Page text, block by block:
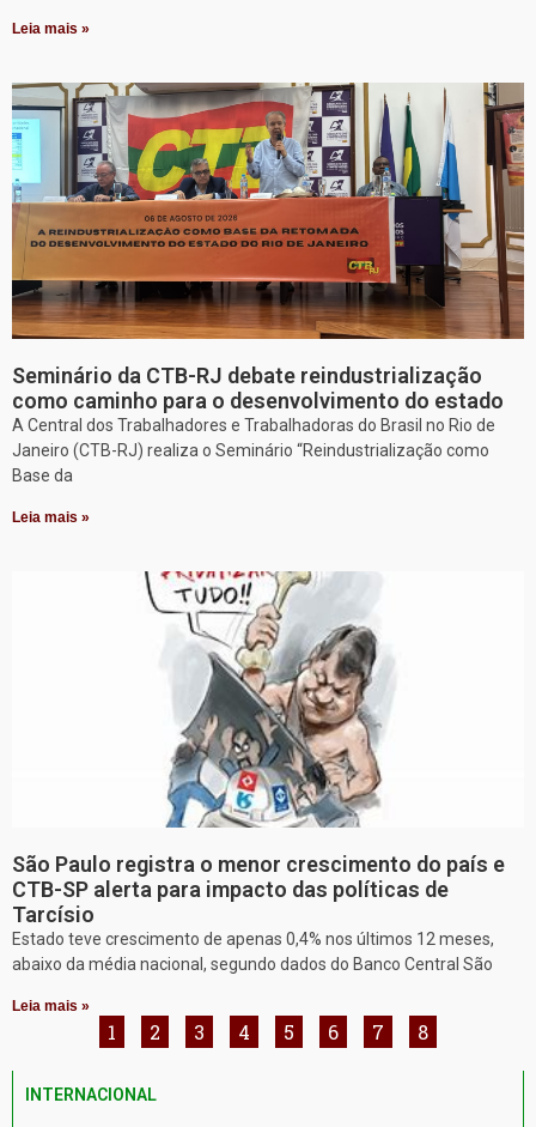
Leia mais »
Seminário da CTB-RJ debate reindustrialização
como caminho para o desenvolvimento do estado
A Central dos Trabalhadores e Trabalhadoras do Brasil no Rio de
Janeiro (CTB-RJ) realiza o Seminário “Reindustrialização como
Base da
Leia mais »
São Paulo registra o menor crescimento do país e
CTB-SP alerta para impacto das políticas de
Tarcísio
Estado teve crescimento de apenas 0,4% nos últimos 12 meses,
abaixo da média nacional, segundo dados do Banco Central São
Leia mais »
1 2 3 4 5 6 7 8
INTERNACIONAL